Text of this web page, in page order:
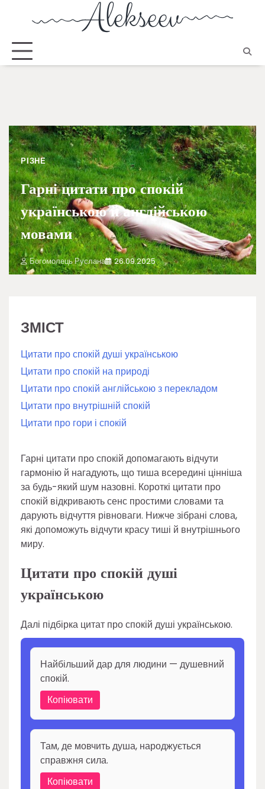
РІЗНЕ
Гарні цитати про спокій
українською й англійською
мовами
Богомолець Руслана 26.09.2025
ЗМІСТ
Цитати про спокій душі українською
Цитати про спокій на природі
Цитати про спокій англійською з перекладом
Цитати про внутрішній спокій
Цитати про гори і спокій
Гарні цитати про спокій допомагають відчути
гармонію й нагадують, що тиша всередині цінніша
за будь-який шум назовні. Короткі цитати про
спокій відкривають сенс простими словами та
дарують відчуття рівноваги. Нижче зібрані слова,
які допоможуть відчути красу тиші й внутрішнього
миру.
Цитати про спокій душі
українською
Далі підбірка цитат про спокій душі українською.
Найбільший дар для людини — душевний
спокій.
Копіювати
Там, де мовчить душа, народжується
справжня сила.
Копіювати